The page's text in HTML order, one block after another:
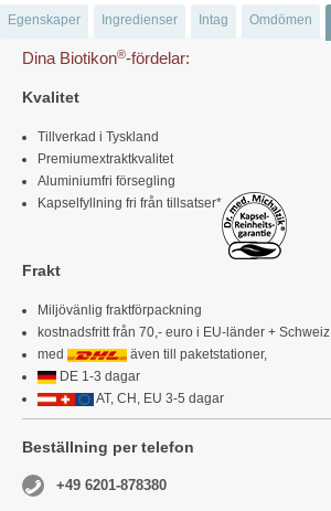
Egenskaper Ingredienser Intag Omdömen
Dina Biotikon®-fördelar:
Kvalitet
Tillverkad i Tyskland
Premiumextraktkvalitet
Aluminiumfri försegling
Kapselfyllning fri från tillsatser*
Frakt
Miljövänlig fraktförpackning
kostnadsfritt från 70,- euro i EU-länder + Schweiz
med
även till paketstationer,
DE 1-3 dagar
AT, CH, EU 3-5 dagar
Beställning per telefon
+49 6201-878380